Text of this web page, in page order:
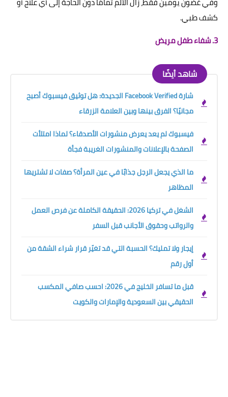
كشف طبي.
3. شفاء طفل مريض
شاهد أيضًا
شارة Facebook Verified الجديدة: هل توثيق فيسبوك أصبح
مجانيًا؟ الفرق بينها وبين العلامة الزرقاء
فيسبوك لم يعد يعرض منشورات الأصدقاء؟ لماذا امتلأت
الصفحة بالإعلانات والمنشورات الغريبة فجأة
ما الذي يجعل الرجل جذابًا في عين المرأة؟ صفات لا تشتريها
المظاهر
الشغل في تركيا 2026: الحقيقة الكاملة عن فرص العمل
والرواتب وحقوق الأجانب قبل السفر
إيجار ولا تمليك؟ الحسبة التي قد تغيّر قرار شراء الشقة من
أول رقم
قبل ما تسافر الخليج في 2026: احسب صافي المكسب
الحقيقي بين السعودية والإمارات والكويت